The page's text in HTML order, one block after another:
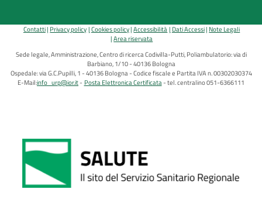
Contatti Privacy policy Cookies policy Accessibilità Dati Accessi Note Legali
Area riservata
Sede legale, Amministrazione, Centro di ricerca Codivilla-Putti, Poliambulatorio: via di
Barbiano, 1/10 - 40136 Bologna
Ospedale: via G.C.Pupilli, 1 - 40136 Bologna - Codice fiscale e Partita IVA n. 00302030374
E-Mail:info_urp@ior.it Posta Elettronica Certificata tel. centralino 051-6366111